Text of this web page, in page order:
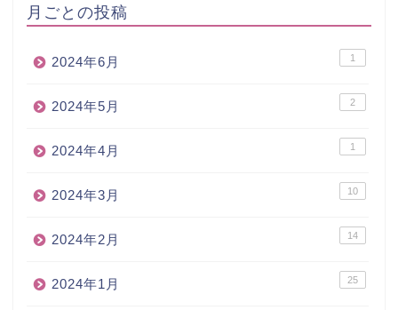
月ごとの投稿
2024年6月 1
2024年5月 2
2024年4月 1
2024年3月 10
2024年2月 14
2024年1月 25